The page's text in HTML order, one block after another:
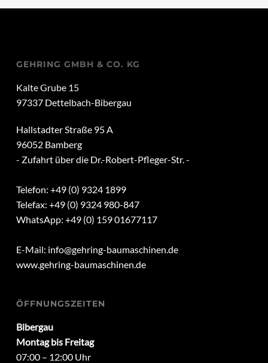
GEHRING GMBH & CO. KG
Kalte Grube 15
97337 Dettelbach-Bibergau
Hallstadter Straße 95 A
96052 Bamberg
- Zufahrt über die Dr.-Robert-Pfleger-Str. -
Telefon: +49 (0) 9324 1899
Telefax: +49 (0) 9324 980-847
WhatsApp: +49 (0) 159 01677117
E-Mail: info@gehring-baumaschinen.de
www.gehring-baumaschinen.de
ÖFFNUNGSZEITEN
Bibergau
Montag bis Freitag
07:00 – 12:00 Uhr